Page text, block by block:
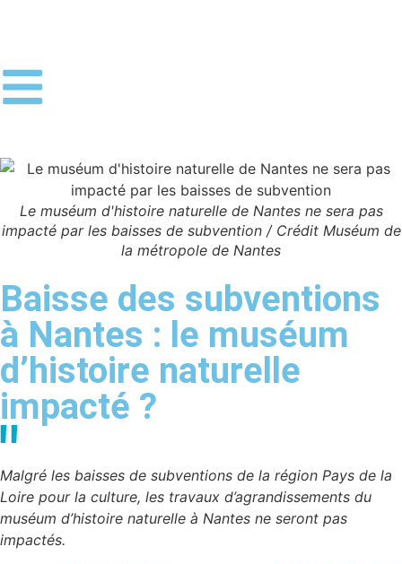
Le muséum d'histoire naturelle de Nantes ne sera pas
impacté par les baisses de subvention / Crédit Muséum de
la métropole de Nantes
Baisse des subventions
à Nantes : le muséum
d’histoire naturelle
impacté ?
Malgré les baisses de subventions de la région Pays de la
Loire pour la culture, les travaux d’agrandissements du
muséum d’histoire naturelle à Nantes ne seront pas
impactés.